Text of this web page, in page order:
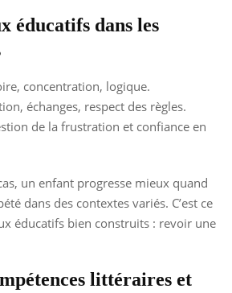
éducatifs dans les
concentration, logique.
échanges, respect des règles.
de la frustration et confiance en
un enfant progresse mieux quand
dans des contextes variés. C’est ce
éducatifs bien construits : revoir une
littéraires et